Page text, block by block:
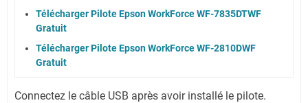
Télécharger Pilote Epson WorkForce WF-7835DTWF
Gratuit
Télécharger Pilote Epson WorkForce WF-2810DWF
Gratuit
Connectez le câble USB après avoir installé le pilote.